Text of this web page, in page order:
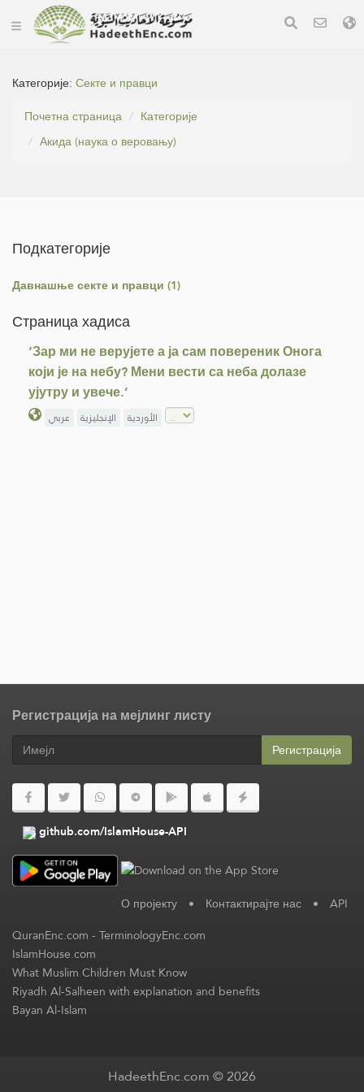
Категорије:Секте и правци
Почетна страница
Категорије
Акида (наука о веровању)
Подкатегорије
Давнашње секте и правци (1)
Страница хадиса
‘Зар ми не верујете а ја сам повереник Онога
који је на небу? Мени вести са неба долазе
ујутру и увече.’
عربي الإنجليزية الأوردية
Регистрација на мејлинг листу
Регистрација
github.com/IslamHouse-API
О пројекту • Контактирајте нас • API
QuranEnc.com-TerminologyEnc.com
IslamHouse.com
What Muslim Children Must Know
Riyadh Al-Salheen with explanation and benefits
Bayan Al-Islam
HadeethEnc.com © 2026